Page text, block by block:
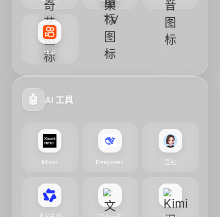
快手
🤖 AI 工具
Mimo Deepseek 豆包